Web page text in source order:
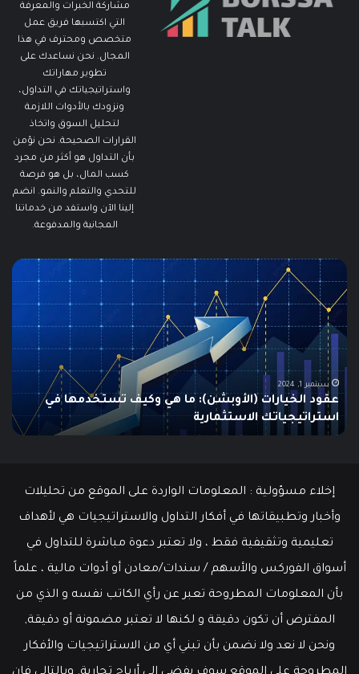
مشاركة الخبرات والمعرفة
التي اكتسبها فريق عمل
متخصص ومحترف في هذا
المجال. نحن نساعدك على
تطوير مهاراتك
واستراتيجياتك في التداول،
ونزودك بالأدوات اللازمة
لتحليل السوق واتخاذ
القرارات الصحيحة. نحن نؤمن
بأن التداول هو أكثر من مجرد
كسب المال، بل هو فرصة
للتحدي والتعلم والنمو. انضم
إلينا الآن واستفد من خدماتنا
المجانية والمدفوعة.
ما
هو
الـ
Swing
دليلك
الشامل
للمبتدئين
يونيو 10, 2025
ما هو الـ Swing Trading؟ دليلك الشامل للمبتدئين
إخلاء مسؤولية : المعلومات الواردة على الموقع من تحليلات
وأخبار وتطبيقاتها في أفكار التداول والاستراتيجيات هي لأهداف
تعليمية وتثقيفية فقط ، ولا تعتبر دعوة مباشرة للتداول في
أسواق الفوركس والأسهم / سندات/معادن أو أدوات مالية ، علماً
بأن المعلومات المطروحة تعبر عن رأي الكاتب نفسه و الذي من
المفترض أن تكون دقيقة و لكنها لا تعتبر مضمونة أو دقيقة,
ونحن لا نعد ولا نضمن بأن تبني أي من الاستراتيجيات والأفكار